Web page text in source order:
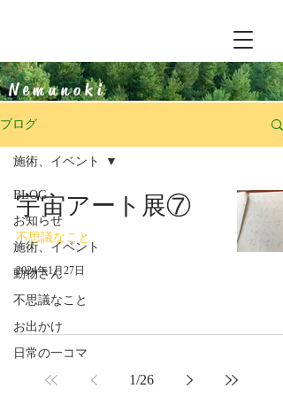
Nemunoki
ブログ
BLOG
お知らせ
施術、イベント
動物さん
不思議なこと
お出かけ
日常の一コマ
施術、イベント
宇宙アート展⑦
不思議なこと
2024年1月27日
1/26